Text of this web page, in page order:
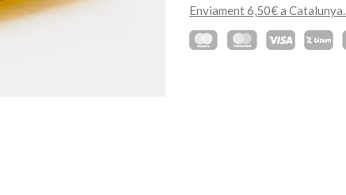
Enviament 6,50€ a Catalunya.